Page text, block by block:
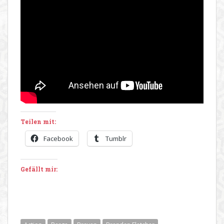
Teilen mit:
Facebook Tumblr
Gefällt mir: